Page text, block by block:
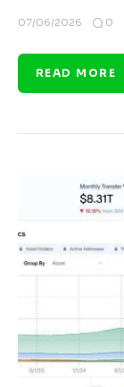
07/06/2026 0
READ MORE